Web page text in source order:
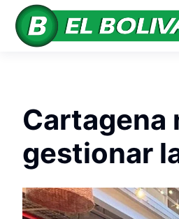
Cartagena
gestionar